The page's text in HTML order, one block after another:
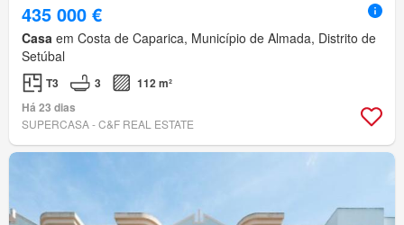
435 000 €
Casa em Costa de Caparica, Município de Almada, Distrito de
Setúbal
T3 3
112 m²
Há 23 dias
SUPERCASA - C&F REAL ESTATE